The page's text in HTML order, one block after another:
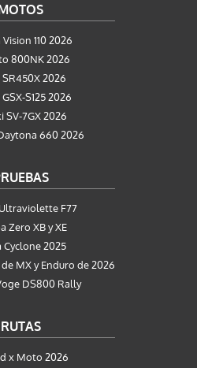
110 2026
800NK 2026
2026
S125 2026
SV-7GX 2026
660 2026
F77
Zero XB y XE
Cyclone 2025
MX y Enduro de 2026
DS800 Rally
RUTAS
x Moto 2026